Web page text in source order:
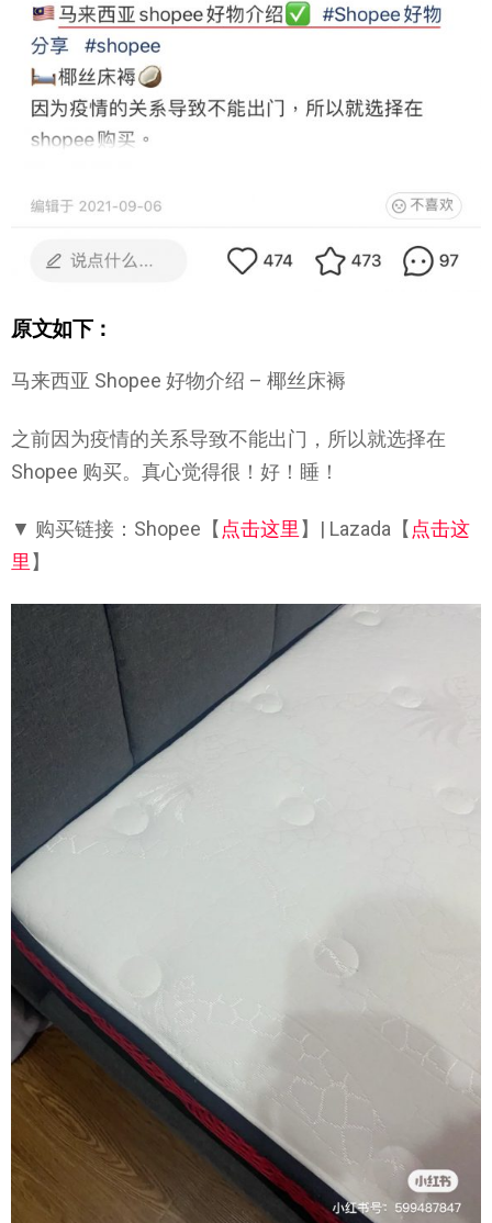
原文如下：
马来西亚 Shopee 好物介绍 – 椰丝床褥
之前因为疫情的关系导致不能出门，所以就选择在
Shopee 购买。真心觉得很！好！睡！
▼ 购买链接：Shopee【 点击这里 】| Lazada【 点击这
里 】